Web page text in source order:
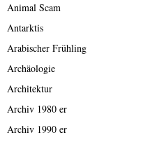
Animal Scam
Antarktis
Arabischer Frühling
Archäologie
Architektur
Archiv 1980 er
Archiv 1990 er